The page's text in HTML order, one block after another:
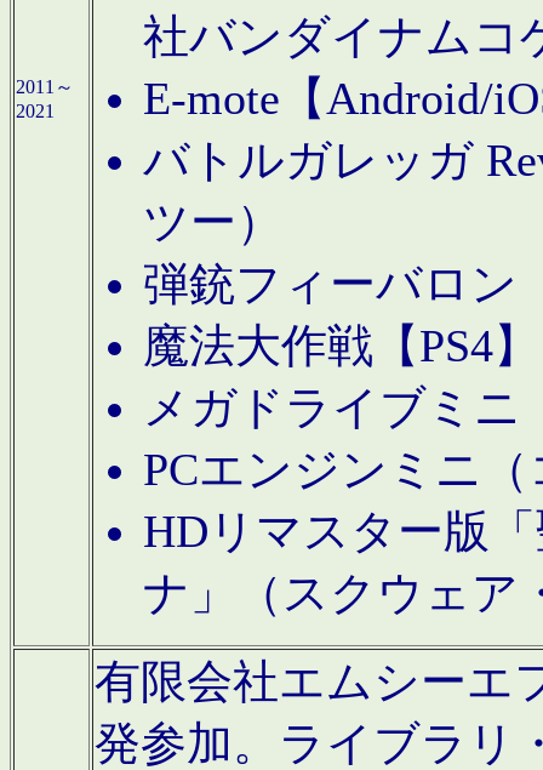
2011～
2021
社バンダイナムコ
E-mote【Android/
バトルガレッガ
ツー）
弾銃フィーバロン
魔法大作戦【PS4
メガドライブミニ
PCエンジンミニ
HDリマスター版
ナ」（スクウェア
有限会社エムシーエ
発参加。ライブラリ